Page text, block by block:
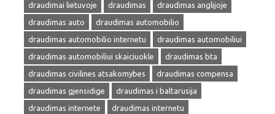
draudimai lietuvoje
draudimas
draudimas anglijoje
draudimas auto
draudimas automobilio
draudimas automobilio internetu
draudimas automobiliui
draudimas automobiliui skaiciuokle
draudimas bta
draudimas civilines atsakomybes
draudimas compensa
draudimas gjensidige
draudimas i baltarusija
draudimas internete
draudimas internetu